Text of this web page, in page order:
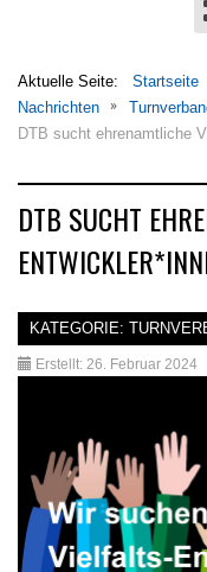
Aktuelle Seite: Startseite
Nachrichten
DTB sucht ehrenamtliche
DTB SUCHT
KATEGORIE:
Erstellt: 26. Februar 2024